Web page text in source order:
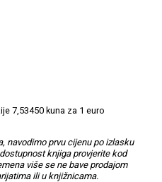
7,53450 kuna za 1 euro
navodimo prvu cijenu po izlasku
knjiga provjerite kod
više se ne bave prodajom
ili u knjižnicama.